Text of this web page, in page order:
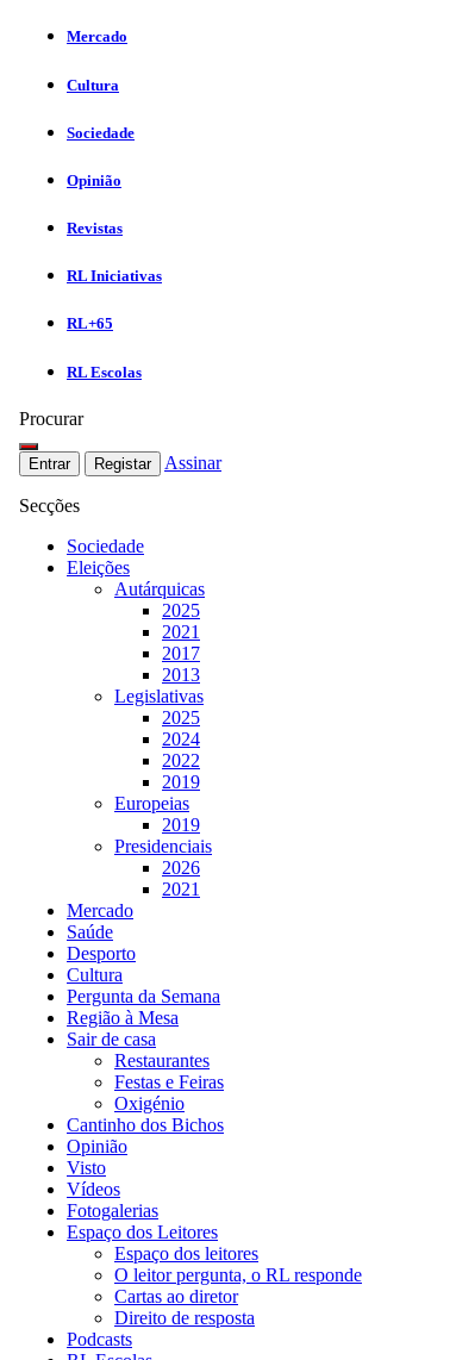
Mercado
Cultura
Sociedade
Opinião
Revistas
RL Iniciativas
RL+65
RL Escolas
Procurar
Entrar Registar Assinar
Secções
Sociedade
Eleições
Autárquicas
2025
2021
2017
2013
Legislativas
2025
2024
2022
2019
Europeias
2019
Presidenciais
2026
2021
Mercado
Saúde
Desporto
Cultura
Pergunta da Semana
Região à Mesa
Sair de casa
Restaurantes
Festas e Feiras
Oxigénio
Cantinho dos Bichos
Opinião
Visto
Vídeos
Fotogalerias
Espaço dos Leitores
Espaço dos leitores
O leitor pergunta, o RL responde
Cartas ao diretor
Direito de resposta
Podcasts